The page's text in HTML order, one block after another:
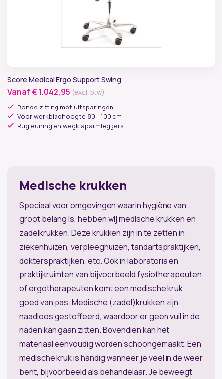
Score Medical Ergo Support Swing
Vanaf€ 1.042,95 (excl. btw)
Ronde zitting met uitsparingen
Voor werkbladhoogte 80 - 100 cm
Rugleuning en wegklaparmleggers
Medische krukken
Speciaal voor omgevingen waarin hygiëne van
groot belang is, hebben wij medische krukken en
zadelkrukken. Deze krukken zijn in te zetten in
ziekenhuizen, verpleeghuizen, tandartspraktijken,
dokterspraktijken, etc. Ook in laboratoria en
praktijkruimten van bijvoorbeeld fysiotherapeuten
of ergotherapeuten komt een medische kruk
goed van pas. Medische (zadel)krukken zijn
naadloos gestoffeerd, waardoor er geen vuil in de
naden kan gaan zitten. Bovendien kan het
materiaal eenvoudig worden schoongemaakt. Een
medische kruk is handig wanneer je veel in de weer
bent, bijvoorbeeld als behandelaar. Je beweegt
Voor zakelijke klanten hebben we een aparte pagina
met oplossingen en voordelen.
Doorgaan als consument